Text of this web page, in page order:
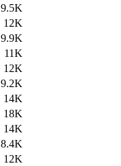
9.5K
12K
9.9K
11K
12K
9.2K
14K
18K
14K
8.4K
12K